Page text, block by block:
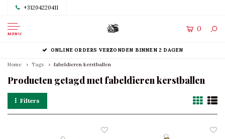
+31204220411
MENU
0
ONLINE ORDERS VERZONDEN BINNEN 2 DAGEN
Home Tags fabeldieren kerstballen
Producten getagd met fabeldieren kerstballen
Filters